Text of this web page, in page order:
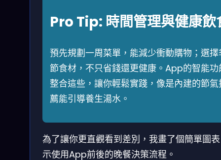
Pro Tip: 時間管理與健康飲
預先規劃一周菜單，能減少衝動購物；選擇
節食材，不只省錢還更健康。App的智能功
整合這些，讓你輕鬆實踐，像是內建的節氣
薦能引導養生湯水。
為了讓你更直觀看到差別，我畫了個簡單圖
示使用App前後的晚餐決策流程。